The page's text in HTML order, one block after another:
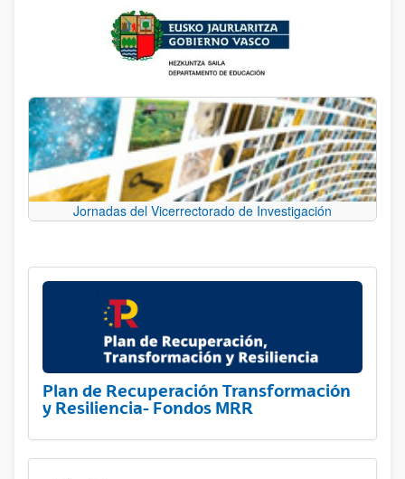
Jornadas del Vicerrectorado de Investigación
Plan de Recuperación Transformación
y Resiliencia- Fondos MRR